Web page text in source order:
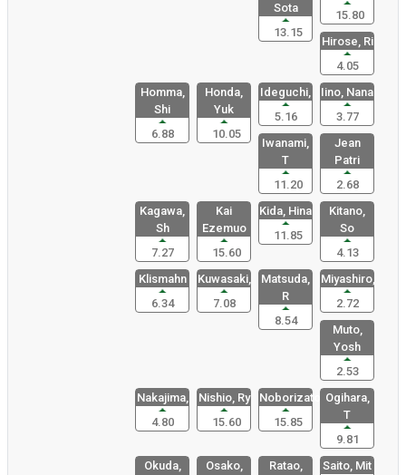
Sota
13.15
15.80
Hirose, Ri
4.05
Homma,
Shi
6.88
Honda,
Yuk
10.05
Ideguchi,
5.16
Iino, Nana
3.77
Iwanami,
T
11.20
Jean
Patri
2.68
Kagawa,
Sh
7.27
Kai
Ezemuo
15.60
Kida, Hina
11.85
Kitano,
So
4.13
Klismahn
6.34
Kuwasaki,
7.08
Matsuda,
R
8.54
Miyashiro,
2.72
Muto,
Yosh
2.53
Nakajima,
4.80
Nishio, Ry
15.60
Noborizato
15.85
Ogihara,
T
9.81
Okuda,
Osako,
Ratao,
Saito, Mit